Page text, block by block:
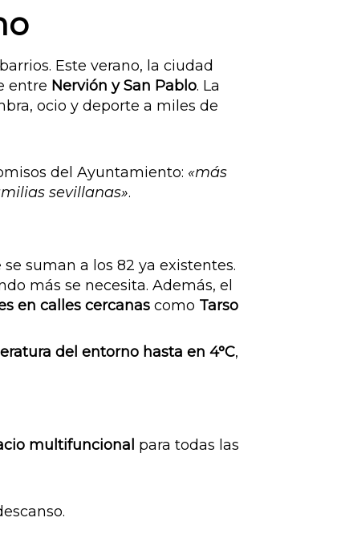
Este verano, la ciudad
entre Nervión y San Pablo. La
ocio y deporte a miles de
del Ayuntamiento: «más
sevillanas».
se suman a los 82 ya existentes.
más se necesita. Además, el
en calles cercanas como Tarso
del entorno hasta en 4°C,
multifuncional para todas las